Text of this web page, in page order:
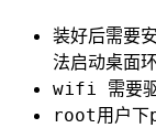
装好后需
法启动桌面
wifi 需要
root用户下